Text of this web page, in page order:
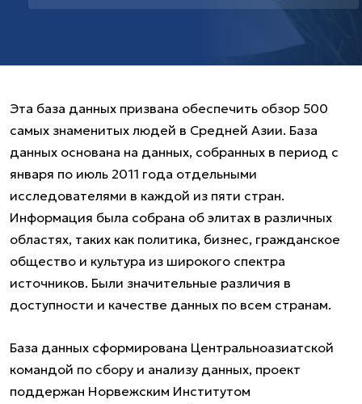
Эта база данных призвана обеспечить обзор 500
самых знаменитых людей в Средней Азии. База
данных основана на данных, собранных в период с
января по июль 2011 года отдельными
исследователями в каждой из пяти стран.
Информация была собрана об элитах в различных
областях, таких как политика, бизнес, гражданское
общество и культура из широкого спектра
источников. Были значительные различия в
доступности и качестве данных по всем странам.
База данных сформирована Центральноазиатской
командой по сбору и анализу данных, проект
поддержан Норвежским Институтом